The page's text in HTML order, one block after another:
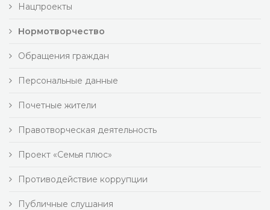
Нацпроекты
Нормотворчество
Обращения граждан
Персональные данные
Почетные жители
Правотворческая деятельность
Проект «Семья плюс»
Противодействие коррупции
Публичные слушания